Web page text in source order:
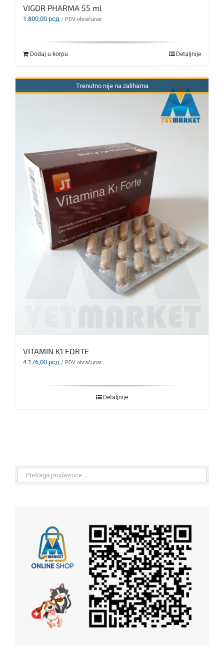
VIGOR PHARMA 55 ml
1.800,00 рсд / PDV obračunat
Dodaj u korpu Detaljnije
Trenutno nije na zalihama
VITAMIN K1 FORTE
4.176,00 рсд / PDV obračunat
Detaljnije